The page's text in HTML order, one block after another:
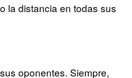
la distancia en todas sus
oponentes. Siempre,